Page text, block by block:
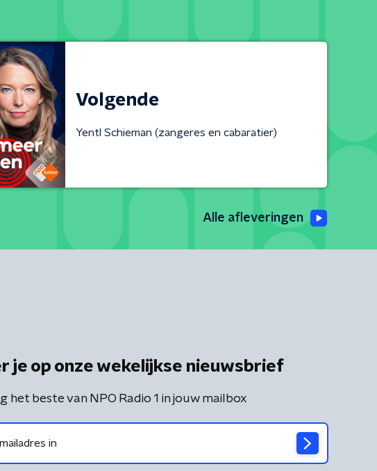
Volgende
Yentl Schieman (zangeres en cabaratier)
Alle afleveringen
je op onze wekelijkse nieuwsbrief
het beste van NPO Radio 1 in jouw mailbox